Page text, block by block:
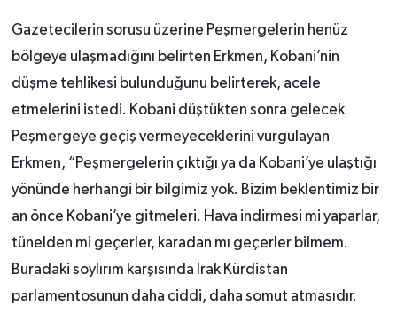
Gazetecilerin sorusu üzerine Peşmergelerin henüz
bölgeye ulaşmadığını belirten Erkmen, Kobani’nin
düşme tehlikesi bulunduğunu belirterek, acele
etmelerini istedi. Kobani düştükten sonra gelecek
Peşmergeye geçiş vermeyeceklerini vurgulayan
Erkmen, “Peşmergelerin çıktığı ya da Kobani’ye ulaştığı
yönünde herhangi bir bilgimiz yok. Bizim beklentimiz bir
an önce Kobani’ye gitmeleri. Hava indirmesi mi yaparlar,
tünelden mi geçerler, karadan mı geçerler bilmem.
Buradaki soylırım karşısında Irak Kürdistan
parlamentosunun daha ciddi, daha somut atmasıdır.